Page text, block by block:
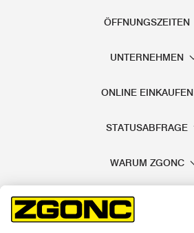
ÖFFNUNGSZEITEN
UNTERNEHMEN
ONLINE EINKAUFEN
STATUSABFRAGE
WARUM ZGONC